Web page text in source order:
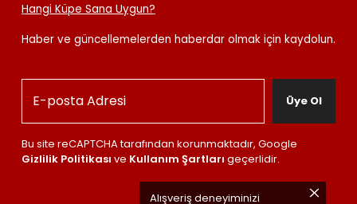
Alışveriş deneyiminizi
Hangi Küpe Sana Uygun?
Haber ve güncellemelerden haberdar olmak için kaydolun.
Üye Ol
Bu site reCAPTCHA tarafından korunmaktadır, Google
Gizlilik Politikası ve Kullanım Şartları geçerlidir.